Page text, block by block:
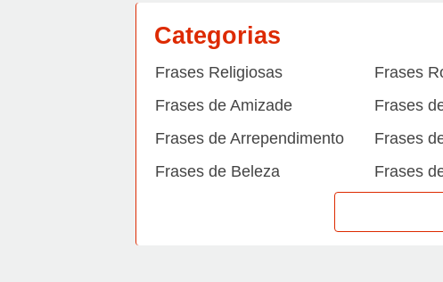
Categorias
Frases Religiosas Frases
Frases de Amizade
Frases
Frases de Arrependimento
Frases
Frases de Beleza
Frases
Frases